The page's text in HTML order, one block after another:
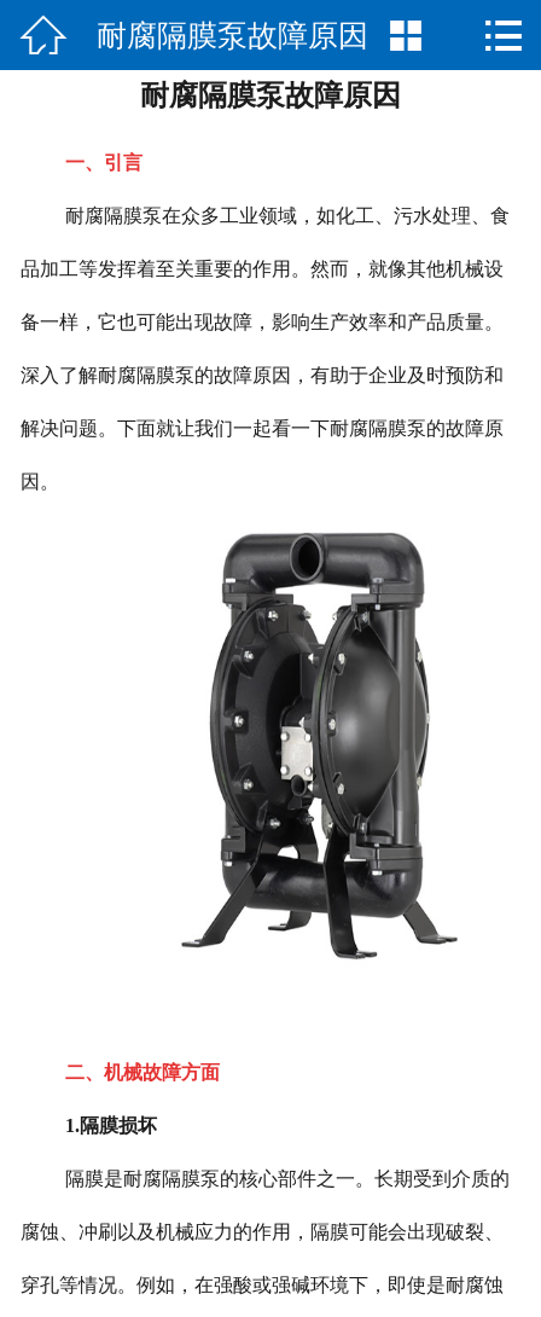
 网站首页
公司简介
新闻中心
荣誉资质
公司场景
 耐腐隔膜泵故障原因  
耐腐隔膜泵故障原因
一、引言
耐腐隔膜泵在众多工业领域，如化工、污水处理、食
品加工等发挥着至关重要的作用。然而，就像其他机械设
备一样，它也可能出现故障，影响生产效率和产品质量。
深入了解耐腐隔膜泵的故障原因，有助于企业及时预防和
解决问题。下面就让我们一起看一下耐腐隔膜泵的故障原
因。
二、机械故障方面
1.隔膜损坏
隔膜是耐腐隔膜泵的核心部件之一。长期受到介质的
腐蚀、冲刷以及机械应力的作用，隔膜可能会出现破裂、
穿孔等情况。例如，在强酸或强碱环境下，即使是耐腐蚀